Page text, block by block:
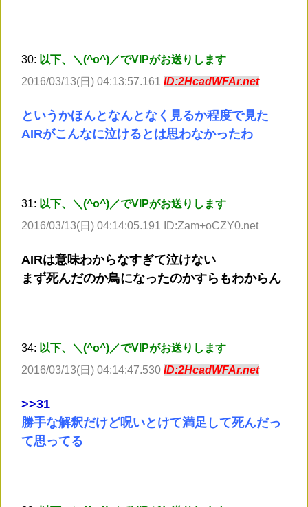
30: 以下、＼(^o^)／でVIPがお送りします
2016/03/13(日) 04:13:57.161 ID:2HcadWFAr.net
というかほんとなんとなく見るか程度で見た
AIRがこんなに泣けるとは思わなかったわ
31: 以下、＼(^o^)／でVIPがお送りします
2016/03/13(日) 04:14:05.191 ID:Zam+oCZY0.net
AIRは意味わからなすぎて泣けない
まず死んだのか鳥になったのかすらもわからん
34: 以下、＼(^o^)／でVIPがお送りします
2016/03/13(日) 04:14:47.530 ID:2HcadWFAr.net
>>31
勝手な解釈だけど呪いとけて満足して死んだっ
て思ってる